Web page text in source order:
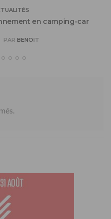
en camping-car
PAR BENOIT